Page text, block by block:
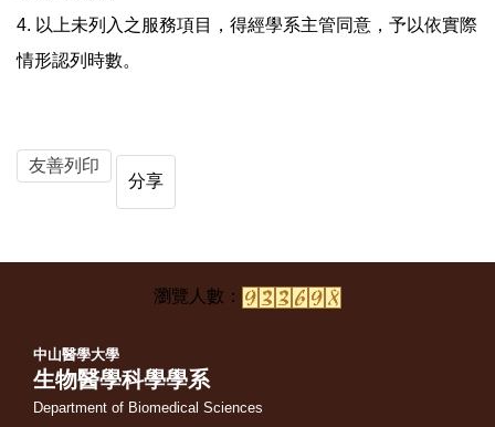
4. 以上未列入之服務項目，得經學系主管同意，予以依實際
情形認列時數。
友善列印
分享
中山醫學大學
生物醫學科學學系
Department of Biomedical Sciences